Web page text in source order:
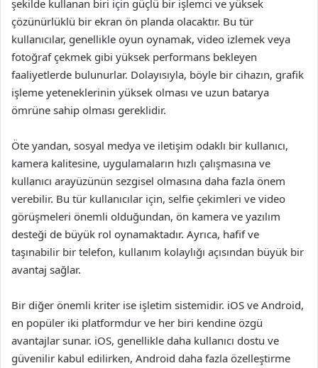
şekilde kullanan biri için güçlü bir işlemci ve yüksek
çözünürlüklü bir ekran ön planda olacaktır. Bu tür
kullanıcılar, genellikle oyun oynamak, video izlemek veya
fotoğraf çekmek gibi yüksek performans bekleyen
faaliyetlerde bulunurlar. Dolayısıyla, böyle bir cihazın, grafik
işleme yeteneklerinin yüksek olması ve uzun batarya
ömrüne sahip olması gereklidir.
Öte yandan, sosyal medya ve iletişim odaklı bir kullanıcı,
kamera kalitesine, uygulamaların hızlı çalışmasına ve
kullanıcı arayüzünün sezgisel olmasına daha fazla önem
verebilir. Bu tür kullanıcılar için, selfie çekimleri ve video
görüşmeleri önemli olduğundan, ön kamera ve yazılım
desteği de büyük rol oynamaktadır. Ayrıca, hafif ve
taşınabilir bir telefon, kullanım kolaylığı açısından büyük bir
avantaj sağlar.
Bir diğer önemli kriter ise işletim sistemidir. iOS ve Android,
en popüler iki platformdur ve her biri kendine özgü
avantajlar sunar. iOS, genellikle daha kullanıcı dostu ve
güvenilir kabul edilirken, Android daha fazla özelleştirme